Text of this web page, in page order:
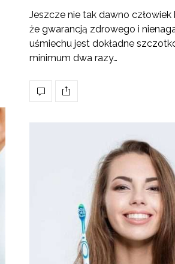
Jeszcze nie tak dawno człowiek
że gwarancją zdrowego i
uśmiechu jest dokładne
minimum dwa razy…